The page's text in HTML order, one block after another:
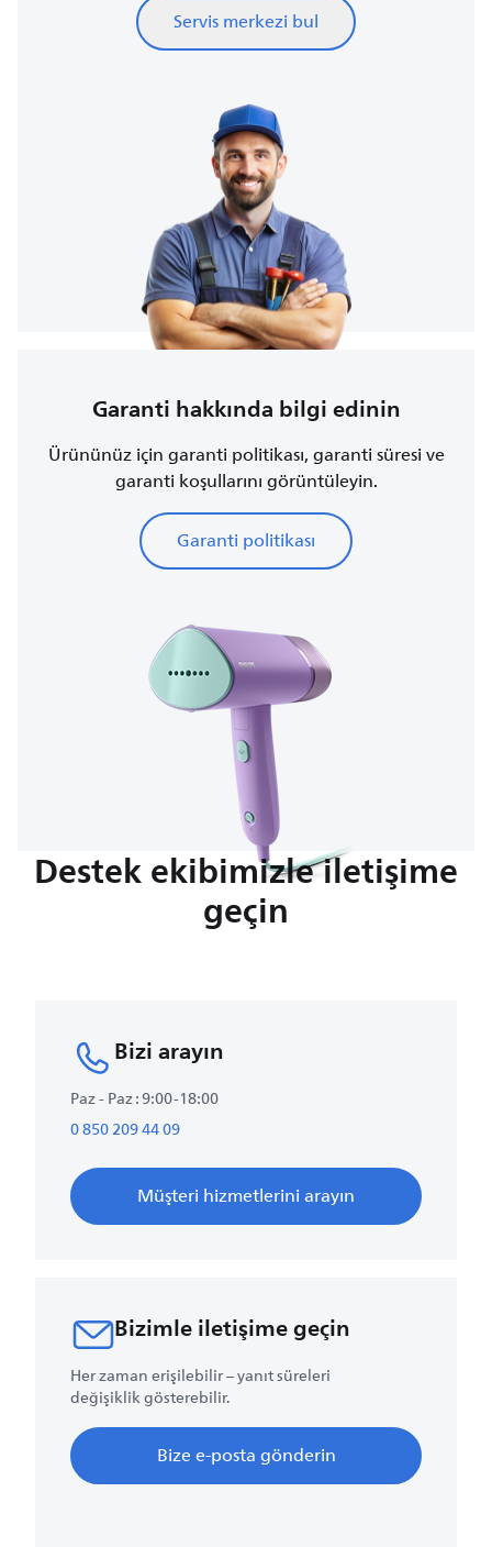
Servis merkezi bul
Garanti hakkında bilgi edinin
Ürününüz için garanti politikası, garanti süresi ve
garanti koşullarını görüntüleyin.
Garanti politikası
Destek ekibimizle iletişime
geçin
Bizi arayın
Paz - Paz : 9:00-18:00
0 850 209 44 09
Müşteri hizmetlerini arayın
Bizimle iletişime geçin
Her zaman erişilebilir – yanıt süreleri
değişiklik gösterebilir.
Bize e-posta gönderin